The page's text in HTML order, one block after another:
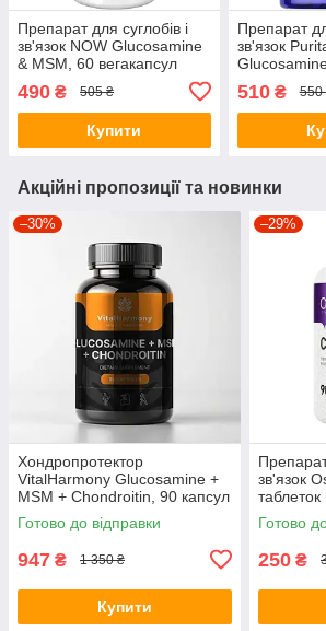
Препарат для суглобів і
зв'язок NOW Glucosamine
& MSM, 60 вегакапсул
490 ₴ 505 ₴
Купити
Препарат
зв'язок
MSM 3 Per
60 каплет
510₴ 550
Акційні пропозиції та новинки
–30%
Хондропротектор
VitalHarmony Glucosamine +
MSM + Chondroitin, 90 капсул
Готово до відправки
947 ₴ 1 350 ₴
Купити
–29%
зв'язок
таблеток
Готово
250 ₴